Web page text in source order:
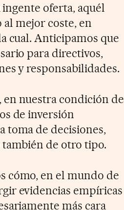
oferta, aquél
mejor coste, en
cual. Anticipamos que
para directivos,
y responsabilidades.
nuestra condición de
de inversión
toma de decisiones,
de otro tipo.
cómo, en el mundo de
evidencias empíricas
más cara